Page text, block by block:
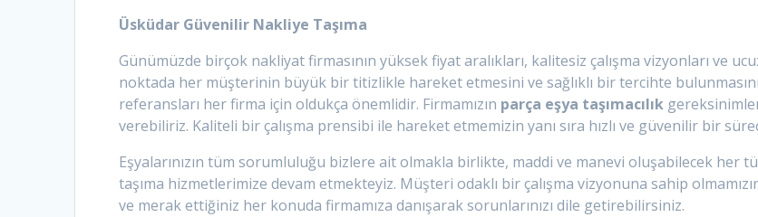
Üsküdar Güvenilir Nakliye Taşıma
Günümüzde birçok nakliyat firmasının yüksek fiyat aralıkları, kalitesiz çalışma vizyonları ve
noktada her müşterinin büyük bir titizlikle hareket etmesini ve sağlıklı bir tercihte
referansları her firma için oldukça önemlidir. Firmamızın parça eşya taşımacılık
verebiliriz. Kaliteli bir çalışma prensibi ile hareket etmemizin yanı sıra hızlı ve güvenilir bir
Eşyalarınızın tüm sorumluluğu bizlere ait olmakla birlikte, maddi ve manevi oluşabilecek
taşıma hizmetlerimize devam etmekteyiz. Müşteri odaklı bir çalışma vizyonuna sahip
ve merak ettiğiniz her konuda firmamıza danışarak sorunlarınızı dile getirebilirsiniz.